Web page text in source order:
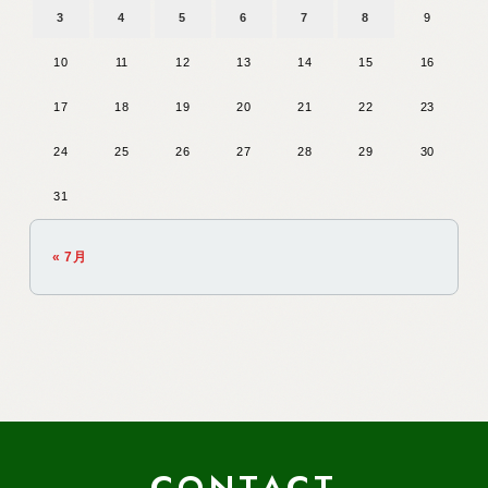
3 4 5 6 7 8 9
10 11 12 13 14 15 16
17 18 19 20 21 22 23
24 25 26 27 28 29 30
31
« 7月